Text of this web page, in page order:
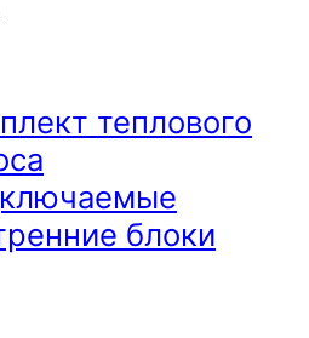
теплового
блоки